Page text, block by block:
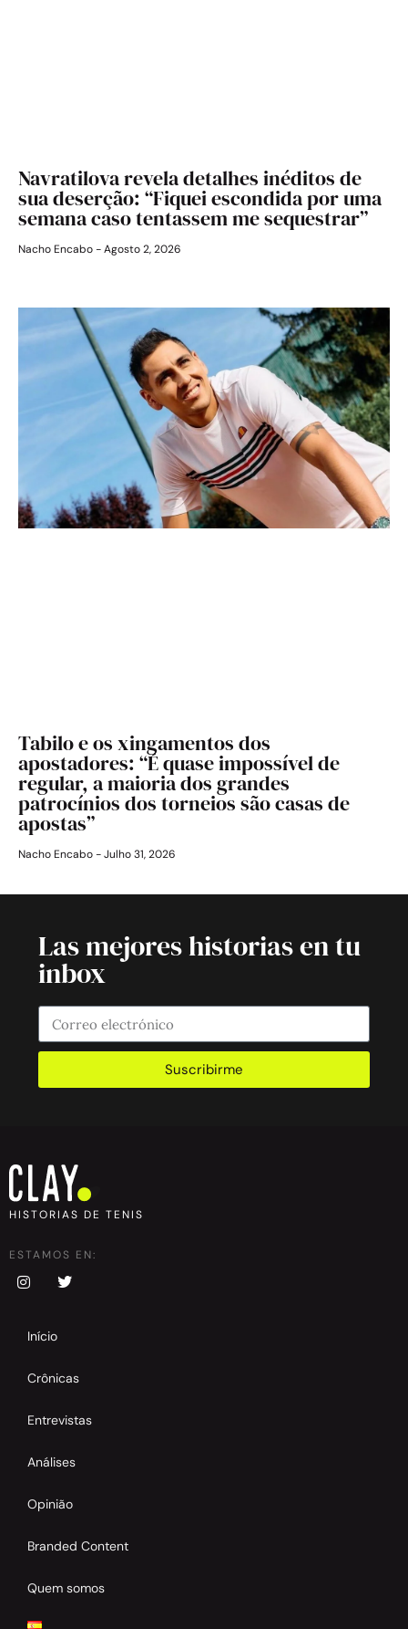
Navratilova revela detalhes inéditos de
sua deserção: “Fiquei escondida por uma
semana caso tentassem me sequestrar”
Nacho Encabo Agosto 2, 2026
Tabilo e os xingamentos dos
apostadores: “É quase impossível de
regular, a maioria dos grandes
patrocínios dos torneios são casas de
apostas”
Nacho Encabo Julho 31, 2026
Las mejores historias en tu
inbox
Suscribirme
HISTORIAS DE TENIS
ESTAMOS EN:
Início
Crônicas
Entrevistas
Análises
Opinião
Branded Content
Quem somos